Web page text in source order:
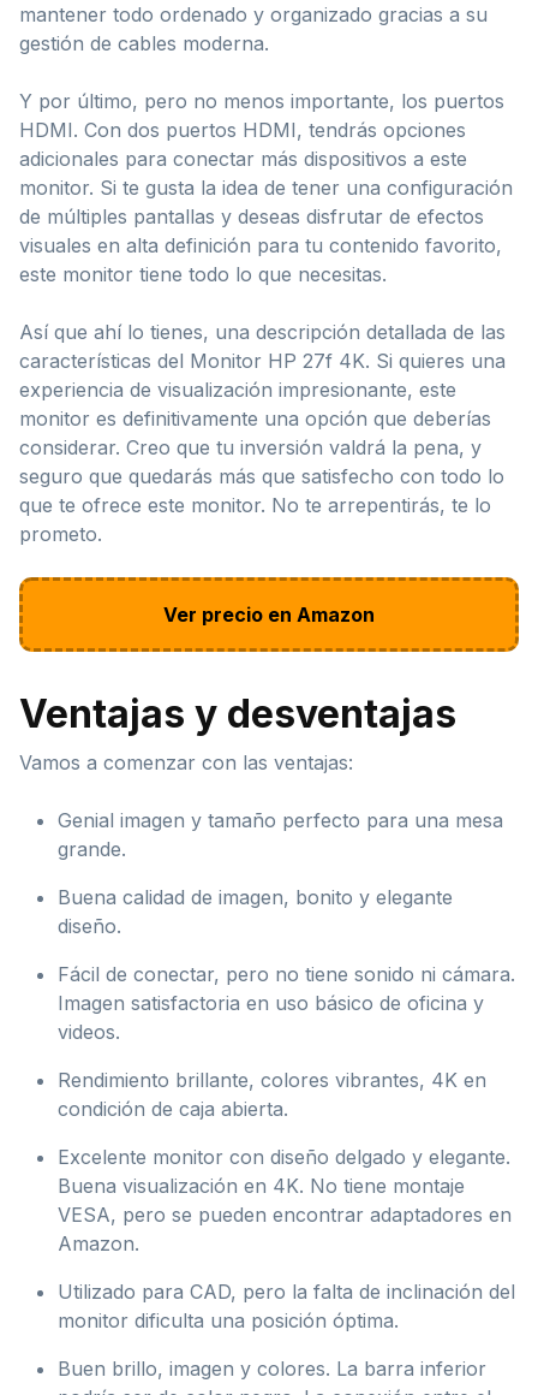
mantener todo ordenado y organizado gracias a su
gestión de cables moderna.
Y por último, pero no menos importante, los puertos
HDMI. Con dos puertos HDMI, tendrás opciones
adicionales para conectar más dispositivos a este
monitor. Si te gusta la idea de tener una configuración
de múltiples pantallas y deseas disfrutar de efectos
visuales en alta definición para tu contenido favorito,
este monitor tiene todo lo que necesitas.
Así que ahí lo tienes, una descripción detallada de las
características del Monitor HP 27f 4K. Si quieres una
experiencia de visualización impresionante, este
monitor es definitivamente una opción que deberías
considerar. Creo que tu inversión valdrá la pena, y
seguro que quedarás más que satisfecho con todo lo
que te ofrece este monitor. No te arrepentirás, te lo
prometo.
Ver precio en Amazon
Ventajas y desventajas
Vamos a comenzar con las ventajas:
Genial imagen y tamaño perfecto para una mesa
grande.
Buena calidad de imagen, bonito y elegante
diseño.
Fácil de conectar, pero no tiene sonido ni cámara.
Imagen satisfactoria en uso básico de oficina y
videos.
Rendimiento brillante, colores vibrantes, 4K en
condición de caja abierta.
Excelente monitor con diseño delgado y elegante.
Buena visualización en 4K. No tiene montaje
VESA, pero se pueden encontrar adaptadores en
Amazon.
Utilizado para CAD, pero la falta de inclinación del
monitor dificulta una posición óptima.
Buen brillo, imagen y colores. La barra inferior